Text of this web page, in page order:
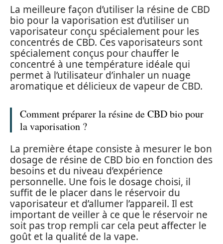
La meilleure façon d’utiliser la résine de CBD
bio pour la vaporisation est d’utiliser un
vaporisateur conçu spécialement pour les
concentrés de CBD. Ces vaporisateurs sont
spécialement conçus pour chauffer le
concentré à une température idéale qui
permet à l’utilisateur d’inhaler un nuage
aromatique et délicieux de vapeur de CBD.
Comment préparer la résine de CBD bio pour
la vaporisation ?
La première étape consiste à mesurer le bon
dosage de résine de CBD bio en fonction des
besoins et du niveau d’expérience
personnelle. Une fois le dosage choisi, il
suffit de le placer dans le réservoir du
vaporisateur et d’allumer l’appareil. Il est
important de veiller à ce que le réservoir ne
soit pas trop rempli car cela peut affecter le
goût et la qualité de la vape.